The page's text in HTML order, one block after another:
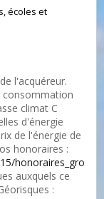
écoles et
l'acquéreur.
consommation
climat C
d'énergie
de l'énergie de
honoraires :
honoraires_gro
auxquels ce
: